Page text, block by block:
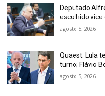
Deputado
escolhido vice
agosto 5, 2026
Quaest: Lula
turno; Flávio
agosto 5, 2026